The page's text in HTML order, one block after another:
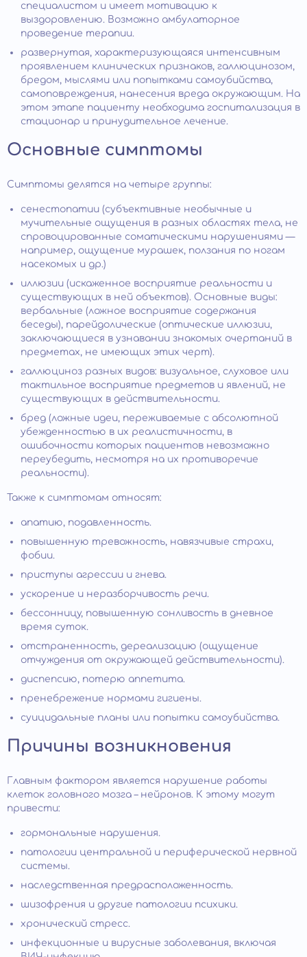
специалистом и имеет мотивацию к
выздоровлению. Возможно амбулаторное
проведение терапии.
развернутая, характеризующаяся интенсивным
проявлением клинических признаков, галлюцинозом,
бредом, мыслями или попытками самоубийства,
самоповреждения, нанесения вреда окружающим. На
этом этапе пациенту необходима госпитализация в
стационар и принудительное лечение.
Основные симптомы
Симптомы делятся на четыре группы:
сенестопатии (субъективные необычные и
мучительные ощущения в разных областях тела, не
спровоцированные соматическими нарушениями —
например, ощущение мурашек, ползания по ногам
насекомых и др.)
иллюзии (искаженное восприятие реальности и
существующих в ней объектов). Основные виды:
вербальные (ложное восприятие содержания
беседы), парейдолические (оптические иллюзии,
заключающиеся в узнавании знакомых очертаний в
предметах, не имеющих этих черт).
галлюциноз разных видов: визуальное, слуховое или
тактильное восприятие предметов и явлений, не
существующих в действительности.
бред (ложные идеи, переживаемые с абсолютной
убежденностью в их реалистичности, в
ошибочности которых пациентов невозможно
переубедить, несмотря на их противоречие
реальности).
Также к симптомам относят:
апатию, подавленность.
повышенную тревожность, навязчивые страхи,
фобии.
приступы агрессии и гнева.
ускорение и неразборчивость речи.
бессонницу, повышенную сонливость в дневное
время суток.
отстраненность, дереализацию (ощущение
отчуждения от окружающей действительности).
диспепсию, потерю аппетита.
пренебрежение нормами гигиены.
суицидальные планы или попытки самоубийства.
Причины возникновения
Главным фактором является нарушение работы
клеток головного мозга – нейронов. К этому могут
привести:
гормональные нарушения.
патологии центральной и периферической нервной
системы.
наследственная предрасположенность.
шизофрения и другие патологии психики.
хронический стресс.
инфекционные и вирусные заболевания, включая